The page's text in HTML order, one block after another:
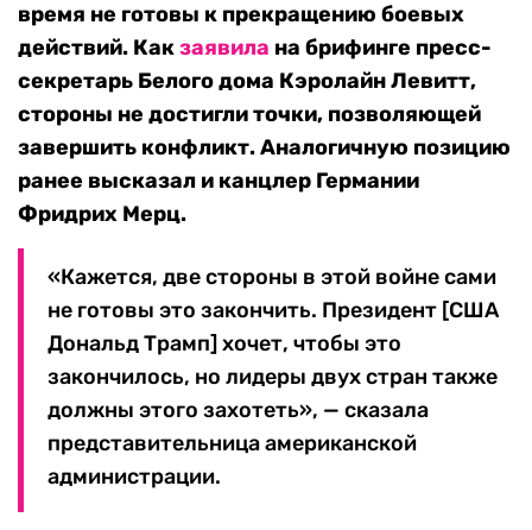
время не готовы к прекращению боевых
действий. Какзаявила на брифинге пресс-
секретарь Белого дома Кэролайн Левитт,
стороны не достигли точки, позволяющей
завершить конфликт. Аналогичную позицию
ранее высказал и канцлер Германии
Фридрих Мерц.
«Кажется, две стороны в этой войне сами
не готовы это закончить. Президент [США
Дональд Трамп] хочет, чтобы это
закончилось, но лидеры двух стран также
должны этого захотеть», — сказала
представительница американской
администрации.